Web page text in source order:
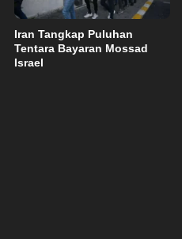
Iran Tangkap Puluhan
Tentara Bayaran Mossad
Israel